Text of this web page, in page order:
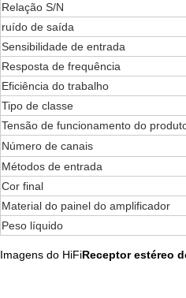
Relação S/N
ruído de saída
Sensibilidade de entrada
Resposta de frequência
Eficiência do trabalho
Tipo de classe
Tensão de funcionamento do
Número de canais
Métodos de entrada
Cor final
Material do painel do amplificador
Peso líquido
Imagens do HiFiReceptor estéreo